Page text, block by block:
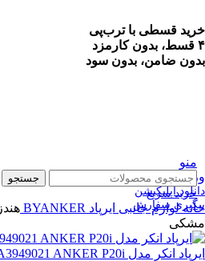
خرید قسطی با ترب‌پی
۴ قسط، بدون کارمزد
بدون ضامن، بدون سود
ورود / ثبت نام
دانلود اپلیکیشن
پیگیری سفارش
منو
جستجو
خرید سریع
خانهلوازم جانبی ایرپاد BYANKER
مشکی
ایرپاد انکر مدل A3949021 ANKER P20i -سفید